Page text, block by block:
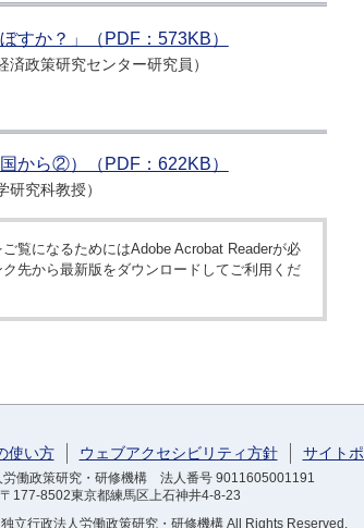
すか？」（PDF：573KB）
政策研究センター研究員）
から②）（PDF：622KB）
究科教授）
覧になるためにはAdobe Acrobat Readerが必
先から最新版をダウンロードしてご利用くだ
使い方 ウェブアクセシビリティ方針 サイト
労働政策研究・研修機構 法人番号 9011605001191
〒177-8502東京都練馬区上石神井4-8-23
立行政法人労働政策研究・研修機構 All Rights Reserved.